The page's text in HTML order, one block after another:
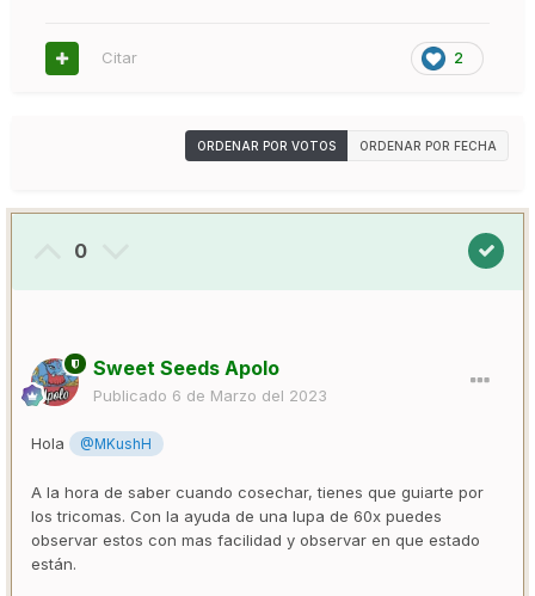
2
Citar
ORDENAR POR VOTOS ORDENAR POR FECHA
0
Sweet Seeds Apolo
Publicado 6 de Marzo del 2023
Hola @MKushH
A la hora de saber cuando cosechar, tienes que guiarte por
los tricomas. Con la ayuda de una lupa de 60x puedes
observar estos con mas facilidad y observar en que estado
están.